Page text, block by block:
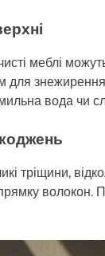
меблі
для
мильна вода чи
тріщини,
волокон.